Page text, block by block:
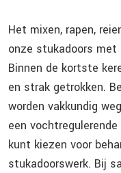
Het mixen, rapen,
onze stukadoors met
Binnen de kortste
en strak getrokken.
worden vakkundig
een
kunt kiezen voor
stukadoorswerk. Bij